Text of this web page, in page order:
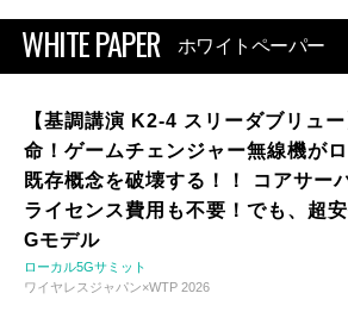
WHITE PAPER ホワイトペーパー
【基調講演 K2-4 スリーダブリュ
命！ゲームチェンジャー無線機が
既存概念を破壊する！！ コアサー
ライセンス費用も不要！でも、超
Gモデル
ローカル5Gサミット
ワイヤレスジャパン×WTP 2026